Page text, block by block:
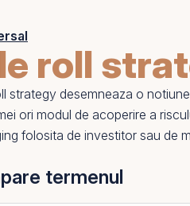
roll
strategy desemneaza o
ori modul de acoperire a
folosita de investitor sau de
termenul